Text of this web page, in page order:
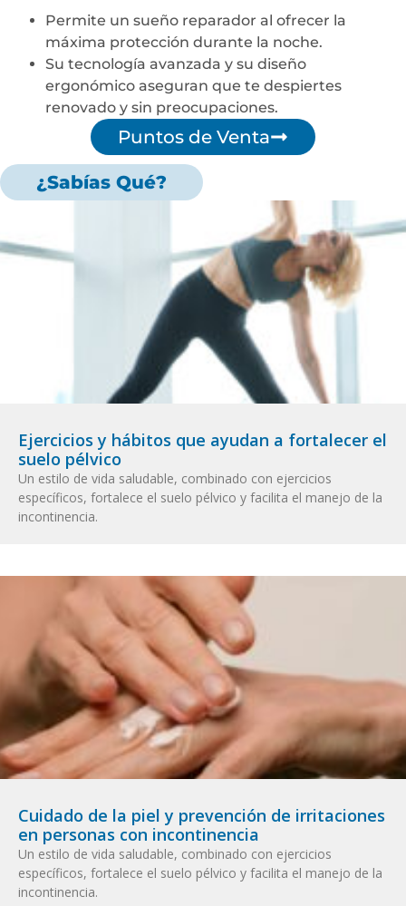
Permite un sueño reparador al ofrecer la
máxima protección durante la noche.
Su tecnología avanzada y su diseño
ergonómico aseguran que te despiertes
renovado y sin preocupaciones.
Puntos de Venta
¿Sabías Qué?
Ejercicios y hábitos que ayudan a fortalecer el
suelo pélvico
Un estilo de vida saludable, combinado con ejercicios
específicos, fortalece el suelo pélvico y facilita el manejo de la
incontinencia.
Cuidado de la piel y prevención de irritaciones
en personas con incontinencia
Un estilo de vida saludable, combinado con ejercicios
específicos, fortalece el suelo pélvico y facilita el manejo de la
incontinencia.